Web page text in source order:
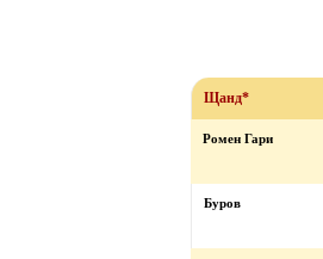
Щанд*
Ромен Гари
Буров